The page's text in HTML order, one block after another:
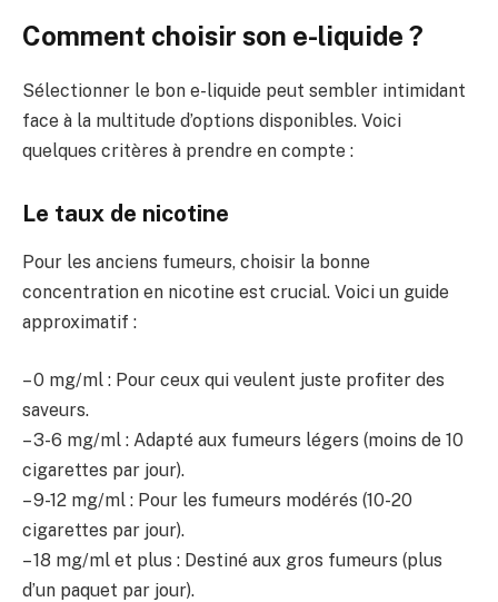
Comment choisir son e-liquide ?
Sélectionner le bon e-liquide peut sembler intimidant
face à la multitude d’options disponibles. Voici
quelques critères à prendre en compte :
Le taux de nicotine
Pour les anciens fumeurs, choisir la bonne
concentration en nicotine est crucial. Voici un guide
approximatif :
– 0 mg/ml : Pour ceux qui veulent juste profiter des
saveurs.
– 3-6 mg/ml : Adapté aux fumeurs légers (moins de 10
cigarettes par jour).
– 9-12 mg/ml : Pour les fumeurs modérés (10-20
cigarettes par jour).
– 18 mg/ml et plus : Destiné aux gros fumeurs (plus
d’un paquet par jour).